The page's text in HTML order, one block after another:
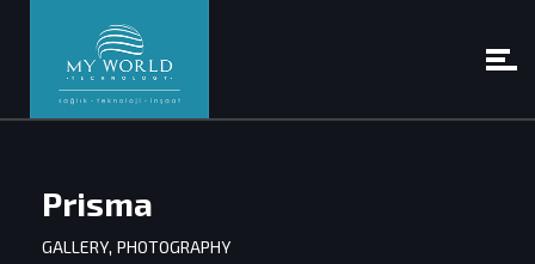
Prisma
GALLERY, PHOTOGRAPHY